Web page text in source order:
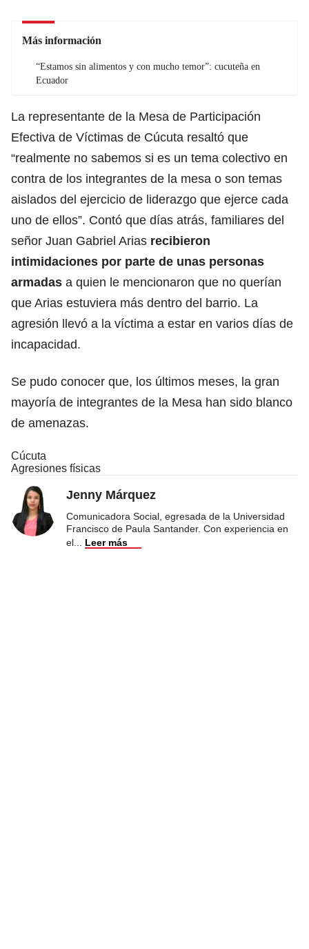
Más información
“Estamos sin alimentos y con mucho temor”: cucuteña en
Ecuador
La representante de la Mesa de Participación
Efectiva de Víctimas de Cúcuta resaltó que
“realmente no sabemos si es un tema colectivo en
contra de los integrantes de la mesa o son temas
aislados del ejercicio de liderazgo que ejerce cada
uno de ellos”. Contó que días atrás, familiares del
señor Juan Gabriel Arias recibieron
intimidaciones por parte de unas personas
armadas a quien le mencionaron que no querían
que Arias estuviera más dentro del barrio. La
agresión llevó a la víctima a estar en varios días de
incapacidad.
Se pudo conocer que, los últimos meses, la gran
mayoría de integrantes de la Mesa han sido blanco
de amenazas.
Cúcuta
Agresiones físicas
Jenny Márquez
Comunicadora Social, egresada de la Universidad
Francisco de Paula Santander. Con experiencia en
el
Leer más